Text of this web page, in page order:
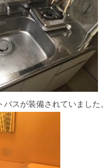
バスが装備されていました。